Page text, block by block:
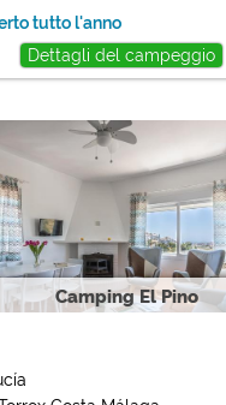
tutto l'anno
Dettagli del campeggio
Camping El Pino